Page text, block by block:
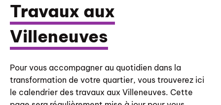
Travaux aux
Villeneuves
Pour vous accompagner au quotidien dans la
transformation de votre quartier, vous trouverez ici
le calendrier des travaux aux Villeneuves. Cette